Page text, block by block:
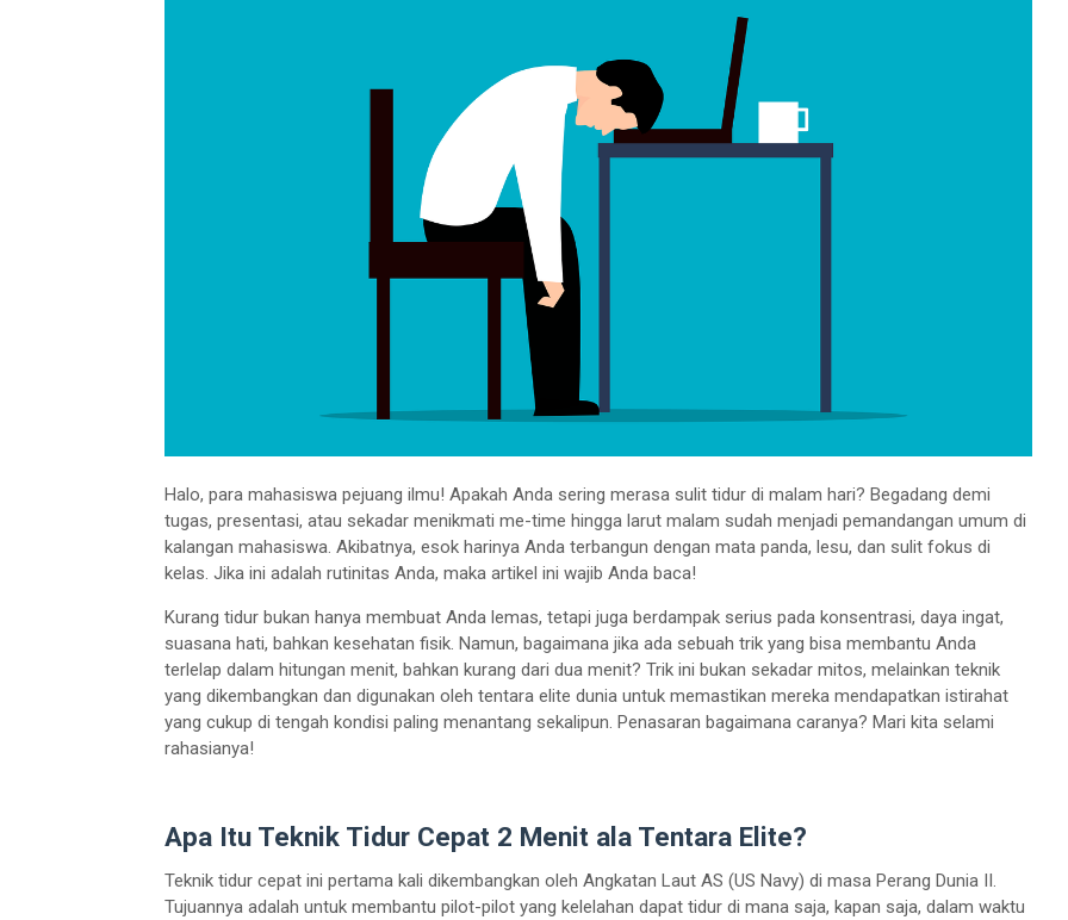
Halo, para mahasiswa pejuang ilmu! Apakah Anda sering merasa sulit tidur di malam hari? Begadang demi
tugas, presentasi, atau sekadar menikmati me-time hingga larut malam sudah menjadi pemandangan umum di
kalangan mahasiswa. Akibatnya, esok harinya Anda terbangun dengan mata panda, lesu, dan sulit fokus di
kelas. Jika ini adalah rutinitas Anda, maka artikel ini wajib Anda baca!
Kurang tidur bukan hanya membuat Anda lemas, tetapi juga berdampak serius pada konsentrasi, daya ingat,
suasana hati, bahkan kesehatan fisik. Namun, bagaimana jika ada sebuah trik yang bisa membantu Anda
terlelap dalam hitungan menit, bahkan kurang dari dua menit? Trik ini bukan sekadar mitos, melainkan teknik
yang dikembangkan dan digunakan oleh tentara elite dunia untuk memastikan mereka mendapatkan istirahat
yang cukup di tengah kondisi paling menantang sekalipun. Penasaran bagaimana caranya? Mari kita selami
rahasianya!
Apa Itu Teknik Tidur Cepat 2 Menit ala Tentara Elite?
Teknik tidur cepat ini pertama kali dikembangkan oleh Angkatan Laut AS (US Navy) di masa Perang Dunia II.
Tujuannya adalah untuk membantu pilot-pilot yang kelelahan dapat tidur di mana saja, kapan saja, dalam waktu